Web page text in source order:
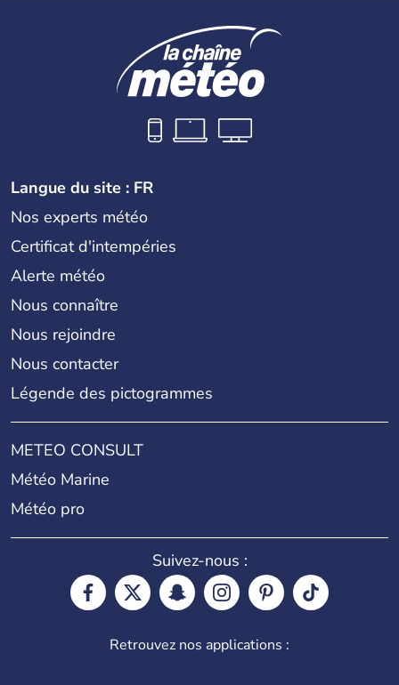
Langue du site : FR
Nos experts météo
Certificat d'intempéries
Alerte météo
Nous connaître
Nous rejoindre
Nous contacter
Légende des pictogrammes
METEO CONSULT
Météo Marine
Météo pro
Suivez-nous :
Retrouvez nos applications :